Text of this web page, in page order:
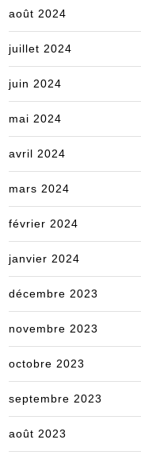
août 2024
juillet 2024
juin 2024
mai 2024
avril 2024
mars 2024
février 2024
janvier 2024
décembre 2023
novembre 2023
octobre 2023
septembre 2023
août 2023